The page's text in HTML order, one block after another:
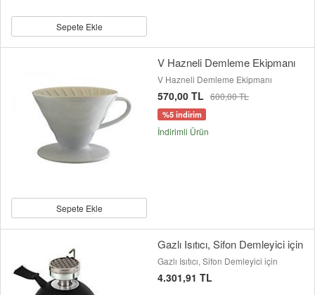
Sepete Ekle
Sepete Ekle
V Hazneli Demleme Ekipmanı
V Hazneli Demleme Ekipmanı
570,00 TL 600,00 TL
%5 indirim
İndirimli Ürün
Gazlı Isıtıcı, Sifon Demleyici için
Gazlı Isıtıcı, Sifon Demleyici için
4.301,91 TL